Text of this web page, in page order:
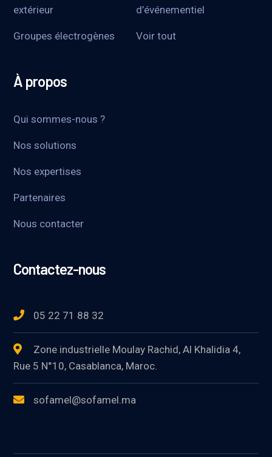
extérieur
d’événementiel
Groupes électrogènes Voir tout
À propos
Qui sommes-nous ?
Nos solutions
Nos expertises
Partenaires
Nous contacter
Contactez-nous
05 22 71 88 32
Zone industrielle Moulay Rachid, Al Khalidia 4,
Rue 5 N°10, Casablanca, Maroc.
sofamel@sofamel.ma